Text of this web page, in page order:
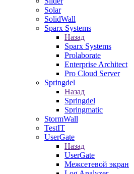
Solar
SolidWall
Sparx Systems
Назад
Sparx Systems
Prolaborate
Enterprise Architect
Pro Cloud Server
Springdel
Назад
Springdel
Springmatic
StormWall
TestIT
UserGate
Назад
UserGate
Межсетевой экран